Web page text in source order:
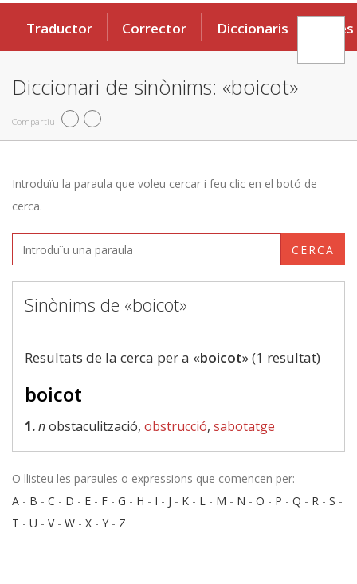
Traductor Corrector Diccionaris Eines
Diccionari de sinònims: «boicot»
Compartiu
Introduïu la paraula que voleu cercar i feu clic en el botó de
cerca.
CERCA
Sinònims de «boicot»
Resultats de la cerca per a «boicot» (1 resultat)
boicot
1.nobstaculització, obstrucció, sabotatge
O llisteu les paraules o expressions que comencen per:
A - B - C - D - E - F - G - H - I - J - K - L - M - N - O - P - Q - R - S -
T - U - V- W - X - Y - Z